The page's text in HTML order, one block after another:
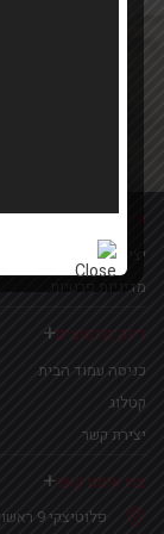
מידע נוסף
יצירת קשר
מדיניות פרטיות
לינקים נפוצים
כניסה עמוד הבית
קטלוג
יצירת קשר
צרו איתנו קשר
פלוטיצקי 9 ראשון לציון